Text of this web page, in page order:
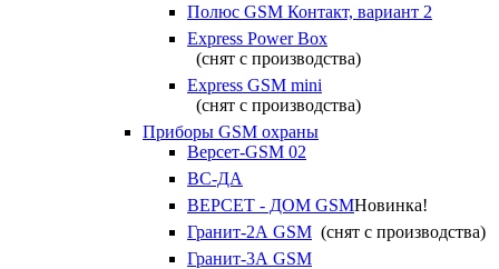
Полюс GSM Контакт, вариант 2
Express Power Box
(снят с производства)
Express GSM mini
(снят с производства)
Приборы GSM охраны
Версет-GSM 02
ВС-ДА
ВЕРСЕТ - ДОМ GSMНовинка!
Гранит-2А GSM (снят с производства)
Гранит-3А GSM